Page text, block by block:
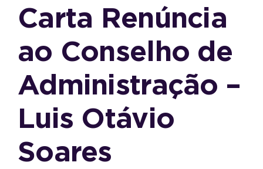
Carta Renúncia
ao Conselho de
Administração –
Luis Otávio
Soares